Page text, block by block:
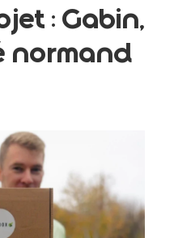
: Gabin,
normand